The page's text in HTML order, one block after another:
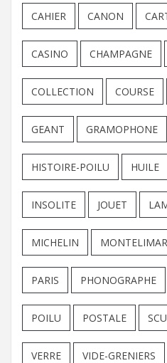
CAHIER CANON
CASINO CHAMPAGNE
COLLECTION COURSE
GEANT GRAMOPHONE
HISTOIRE-POILU HUILE
INSOLITE JOUET
MICHELIN MONTELIMAR
PARIS PHONOGRAPHE
POILU POSTALE
VERRE VIDE-GRENIERS